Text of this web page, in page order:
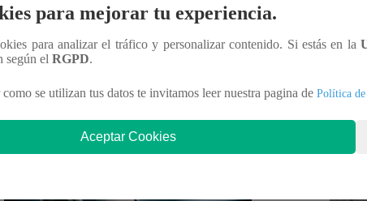
para mejorar tu experiencia.
para analizar el tráfico y personalizar contenido. Si estás en la
según el RGPD.
se utilizan tus datos te invitamos leer nuestra pagina de Política
Aceptar Cookies